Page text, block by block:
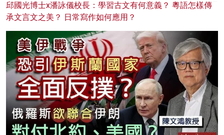
邱國光博士x潘詠儀校長：學習古文有何意義？ 粵語怎樣傳
承文言文之美？ 日常寫作如何應用？